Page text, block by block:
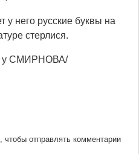
у него русские буквы на
стерлися.
у СМИРНОВА/
, чтобы отправлять комментарии